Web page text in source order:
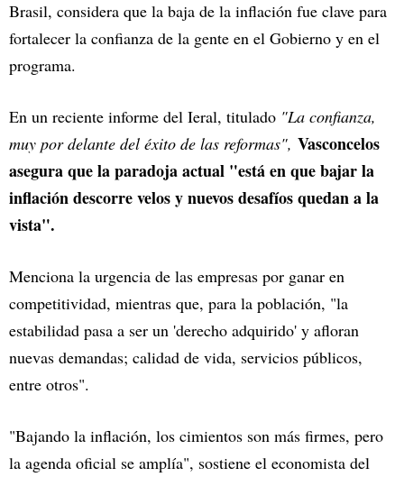
Brasil, considera que la baja de la inflación fue clave para
fortalecer la confianza de la gente en el Gobierno y en el
programa.
En un reciente informe del Ieral, titulado "La confianza,
muy por delante del éxito de las reformas", Vasconcelos
asegura que la paradoja actual "está en que bajar la
inflación descorre velos y nuevos desafíos quedan a la
vista".
Menciona la urgencia de las empresas por ganar en
competitividad, mientras que, para la población, "la
estabilidad pasa a ser un 'derecho adquirido' y afloran
nuevas demandas; calidad de vida, servicios públicos,
entre otros".
"Bajando la inflación, los cimientos son más firmes, pero
la agenda oficial se amplía", sostiene el economista del